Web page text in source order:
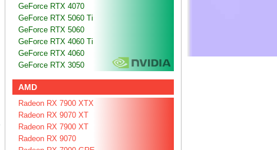
GeForce RTX 4070
GeForce RTX 5060 Ti
GeForce RTX 5060
GeForce RTX 4060 Ti
GeForce RTX 4060
GeForce RTX 3050
AMD
Radeon RX 7900 XTX
Radeon RX 9070 XT
Radeon RX 7900 XT
Radeon RX 9070